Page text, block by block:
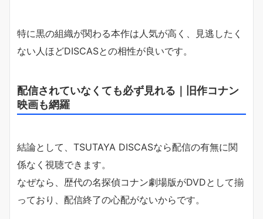
特に黒の組織が関わる本作は人気が高く、見逃したく
ない人ほどDISCASとの相性が良いです。
配信されていなくても必ず見れる｜旧作コナン
映画も網羅
結論として、TSUTAYA DISCASなら配信の有無に関
係なく視聴できます。
なぜなら、歴代の名探偵コナン劇場版がDVDとして揃
っており、配信終了の心配がないからです。